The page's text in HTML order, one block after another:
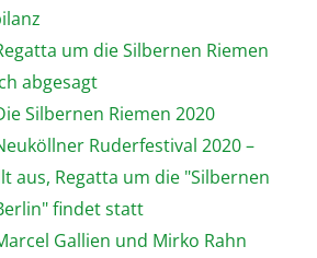
um die Silbernen Riemen
abgesagt
Silbernen Riemen 2020
Ruderfestival 2020 –
aus, Regatta um die "Silbernen
findet statt
Gallien und Mirko Rahn